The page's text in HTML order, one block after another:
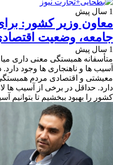
1 سال پیش
معاون وزیر کشور:
جامعه، وضعیت اقتصادی
1 سال پیش
متأسفانه همبستگی معنی داری
آسیب ها و ناهنجاری ها وجود
معیشتی و اقتصادی مردم
دارد. حداقل در برخی از آسیب
کشور را بهبود ببخشیم تا بتوانیم